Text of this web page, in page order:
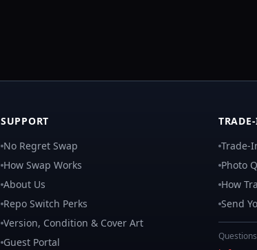
SUPPORT
No Regret Swap
How Swap Works
About Us
Repo Switch Perks
Version, Condition & Cover Art
Guest Portal
Trade-
Photo
How
Send